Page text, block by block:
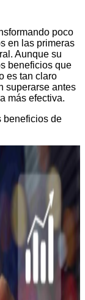
poco
en las primeras
Aunque su
beneficios que
es tan claro
superarse antes
más efectiva.
beneficios de